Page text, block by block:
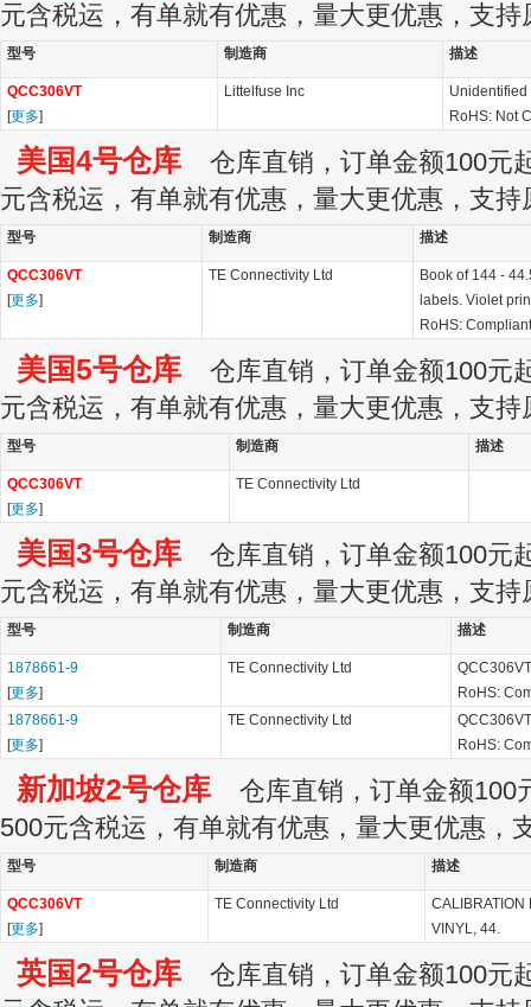
元含税运，有单就有优惠，量大更优惠，支持
型号 制造商 描述
QCC306VT
[更多]
Littelfuse Inc
Unidentified
RoHS: Not
美国4号仓库 仓库直销，订单金额100元
元含税运，有单就有优惠，量大更优惠，支持
型号 制造商 描述
QCC306VT
[更多]
TE Connectivity Ltd
Book of 144 -
labels. Violet
RoHS: Compliant
美国5号仓库 仓库直销，订单金额100元
元含税运，有单就有优惠，量大更优惠，支持
型号 制造商 描述
QCC306VT
[更多]
TE Connectivity Ltd
美国3号仓库 仓库直销，订单金额100元
元含税运，有单就有优惠，量大更优惠，支持
型号 制造商 描述
1878661-9
[更多]
TE Connectivity Ltd
RoHS:
1878661-9
[更多]
TE Connectivity Ltd
RoHS:
新加坡2号仓库 仓库直销，订单金额100
500元含税运，有单就有优惠，量大更优惠，
型号 制造商 描述
QCC306VT
[更多]
TE Connectivity Ltd
CALIBRATION
VINYL, 44.
英国2号仓库 仓库直销，订单金额100元